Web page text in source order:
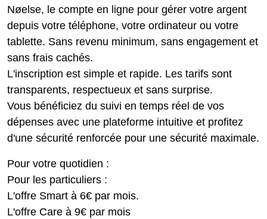
Nøelse, le compte en ligne pour gérer votre argent
depuis votre téléphone, votre ordinateur ou votre
tablette. Sans revenu minimum, sans engagement et
sans frais cachés.
L'inscription est simple et rapide. Les tarifs sont
transparents, respectueux et sans surprise.
Vous bénéficiez du suivi en temps réel de vos
dépenses avec une plateforme intuitive et profitez
d'une sécurité renforcée pour une sécurité maximale.
Pour votre quotidien :
Pour les particuliers :
L'offre Smart à 6€ par mois.
L'offre Care à 9€ par mois